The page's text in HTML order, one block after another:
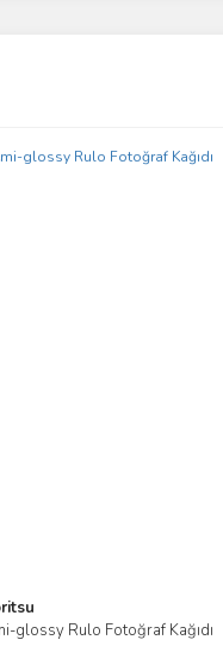
glossy Rulo Fotoğraf Kağıdı